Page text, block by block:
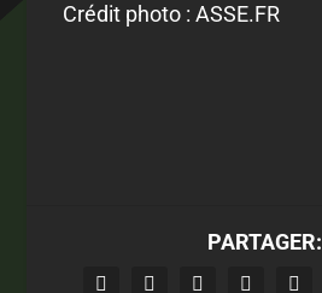
Crédit photo : ASSE.FR
PARTAGER: